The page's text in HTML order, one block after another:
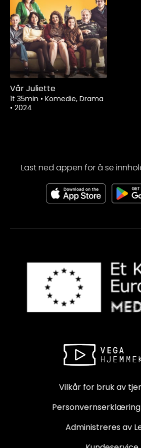
Vår Juliette
1t 35min • Komedie, Drama
• 2024
Last ned appen for å se
Vilkår for bruk av
Personvernserklæring
Administreres av